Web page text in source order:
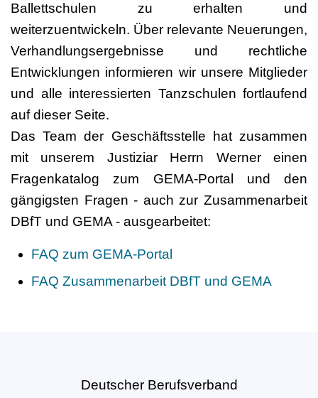
Ballettschulen zu erhalten und
weiterzuentwickeln. Über relevante Neuerungen,
Verhandlungsergebnisse und rechtliche
Entwicklungen informieren wir unsere Mitglieder
und alle interessierten Tanzschulen fortlaufend
auf dieser Seite.
Das Team der Geschäftsstelle hat zusammen
mit unserem Justiziar Herrn Werner einen
Fragenkatalog zum GEMA-Portal und den
gängigsten Fragen - auch zur Zusammenarbeit
DBfT und GEMA - ausgearbeitet:
FAQ zum GEMA-Portal
FAQ Zusammenarbeit DBfT und GEMA
Deutscher Berufsverband